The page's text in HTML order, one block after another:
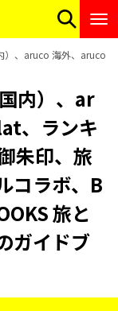
、aruco 海外、aruco
内）、ar
、ランキ
朱印、旅
コラボ、B
旅と
ガイドブ